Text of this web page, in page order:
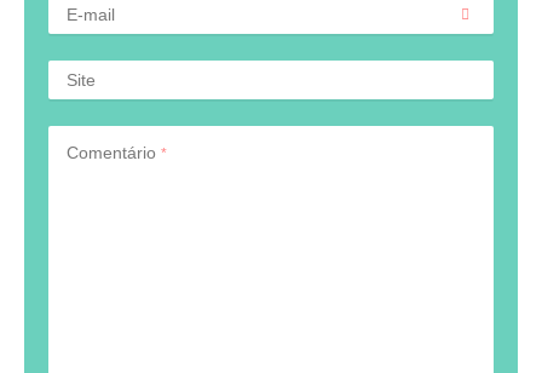
E-mail
Site
Comentário *